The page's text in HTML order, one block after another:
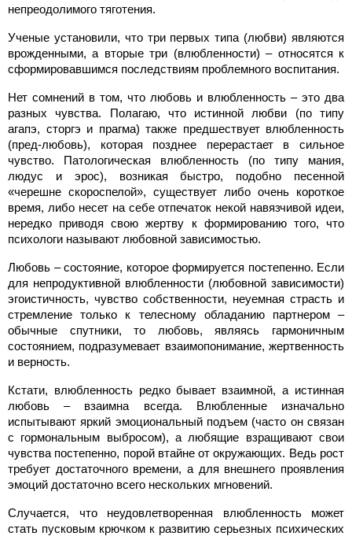
непреодолимого тяготения.
Ученые установили, что три первых типа (любви) являются
врожденными, а вторые три (влюбленности) – относятся к
сформировавшимся последствиям проблемного воспитания.
Нет сомнений в том, что любовь и влюбленность – это два
разных чувства. Полагаю, что истинной любви (по типу
агапэ, сторгэ и прагма) также предшествует влюбленность
(пред-любовь), которая позднее перерастает в сильное
чувство. Патологическая влюбленность (по типу мания,
людус и эрос), возникая быстро, подобно песенной
«черешне скороспелой», существует либо очень короткое
время, либо несет на себе отпечаток некой навязчивой идеи,
нередко приводя свою жертву к формированию того, что
психологи называют любовной зависимостью.
Любовь – состояние, которое формируется постепенно. Если
для непродуктивной влюбленности (любовной зависимости)
эгоистичность, чувство собственности, неуемная страсть и
стремление только к телесному обладанию партнером –
обычные спутники, то любовь, являясь гармоничным
состоянием, подразумевает взаимопонимание, жертвенность
и верность.
Кстати, влюбленность редко бывает взаимной, а истинная
любовь – взаимна всегда. Влюбленные изначально
испытывают яркий эмоциональный подъем (часто он связан
с гормональным выбросом), а любящие взращивают свои
чувства постепенно, порой втайне от окружающих. Ведь рост
требует достаточного времени, а для внешнего проявления
эмоций достаточно всего нескольких мгновений.
Случается, что неудовлетворенная влюбленность может
стать пусковым крючком к развитию серьезных психических